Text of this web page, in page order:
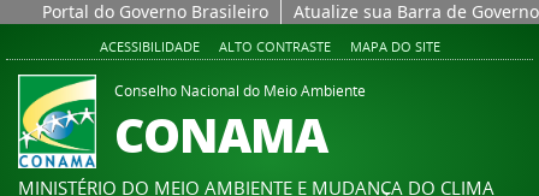
Portal do Governo Brasileiro Atualize sua Barra de Governo
ACESSIBILIDADE ALTO CONTRASTE MAPA DO SITE
Conselho Nacional do Meio Ambiente
CONAMA
MINISTÉRIO DO MEIO AMBIENTE E MUDANÇA DO CLIMA